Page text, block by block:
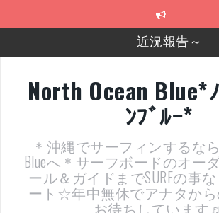
近況報告～
2026年明けました〜
近況報告ww
ヤッチマッターーーー
支部長就任報告と支部予選・
North Ocean Blue*
ﾝﾌﾞﾙｰ*
＊沖縄でサーフィンするなら
Blueへ＊サーフボードのオー
ール＆ガイドまでSURFの事
ート☆年中無休でアナタか
お待ちしています♬